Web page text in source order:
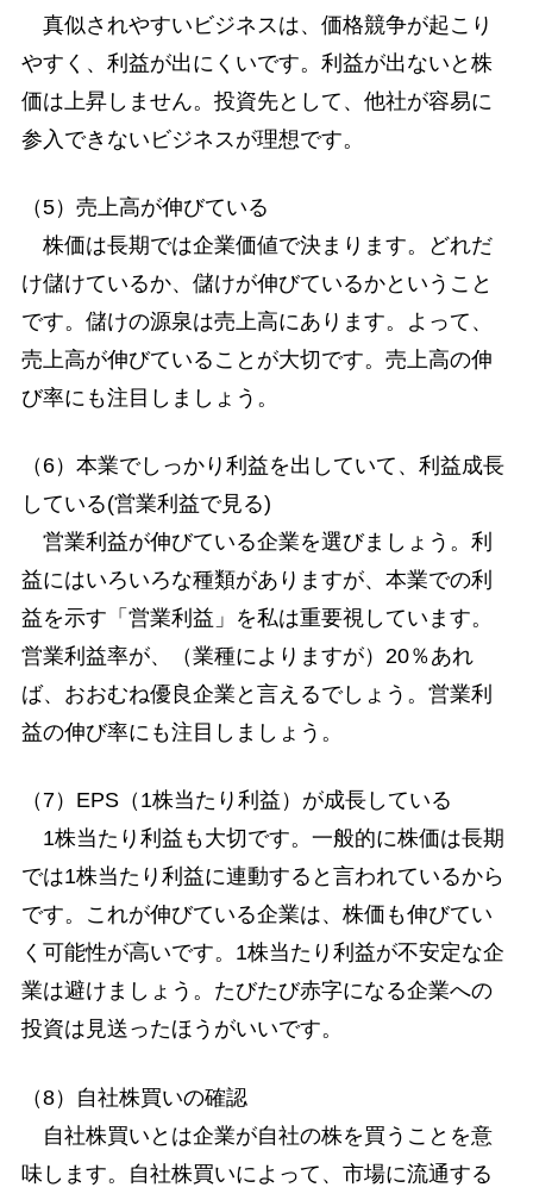
真似されやすいビジネスは、価格競争が起こり
やすく、利益が出にくいです。利益が出ないと株
価は上昇しません。投資先として、他社が容易に
参入できないビジネスが理想です。
（5）売上高が伸びている
株価は長期では企業価値で決まります。どれだ
け儲けているか、儲けが伸びているかということ
です。儲けの源泉は売上高にあります。よって、
売上高が伸びていることが大切です。売上高の伸
び率にも注目しましょう。
（6）本業でしっかり利益を出していて、利益成長
している(営業利益で見る)
営業利益が伸びている企業を選びましょう。利
益にはいろいろな種類がありますが、本業での利
益を示す「営業利益」を私は重要視しています。
営業利益率が、（業種によりますが）20％あれ
ば、おおむね優良企業と言えるでしょう。営業利
益の伸び率にも注目しましょう。
（7）EPS（1株当たり利益）が成長している
1株当たり利益も大切です。一般的に株価は長期
では1株当たり利益に連動すると言われているから
です。これが伸びている企業は、株価も伸びてい
く可能性が高いです。1株当たり利益が不安定な企
業は避けましょう。たびたび赤字になる企業への
投資は見送ったほうがいいです。
（8）自社株買いの確認
自社株買いとは企業が自社の株を買うことを意
味します。自社株買いによって、市場に流通する